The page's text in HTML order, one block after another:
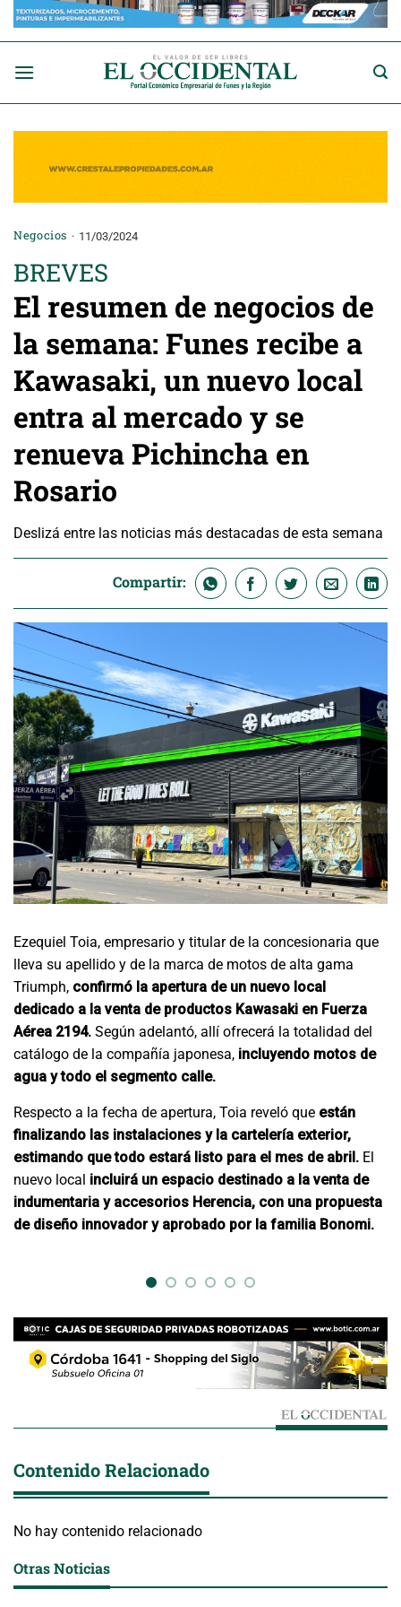
Saltar
Negocios 11/03/2024
BREVES
El resumen de negocios de
la semana: Funes recibe a
Kawasaki, un nuevo local
entra al mercado y se
renueva Pichincha en
Rosario
Deslizá entre las noticias más destacadas de esta semana
Compartir:
Ezequiel Toia, empresario y titular de la concesionaria que
lleva su apellido y de la marca de motos de alta gama
Triumph, confirmó la apertura de un nuevo local
dedicado a la venta de productos Kawasaki en Fuerza
Aérea 2194. Según adelantó, allí ofrecerá la totalidad del
catálogo de la compañía japonesa, incluyendo motos de
agua y todo el segmento calle.
Respecto a la fecha de apertura, Toia reveló que están
finalizando las instalaciones y la cartelería exterior,
estimando que todo estará listo para el mes de abril. El
nuevo local incluirá un espacio destinado a la venta de
indumentaria y accesorios Herencia, con una propuesta
de diseño innovador y aprobado por la familia Bonomi.
Contenido Relacionado
No hay contenido relacionado
Otras Noticias